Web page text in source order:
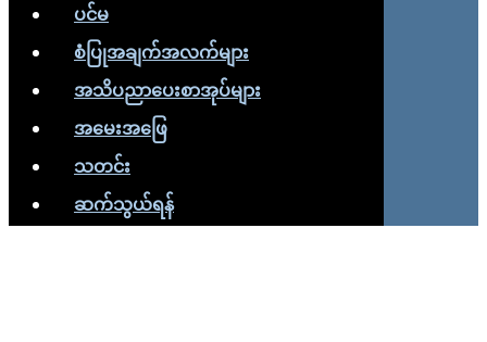
ပင်မ
စံပြုအချက်အလက်များ
အသိပညာပေးစာအုပ်များ
အမေးအဖြေ
သတင်း
ဆက်သွယ်ရန်